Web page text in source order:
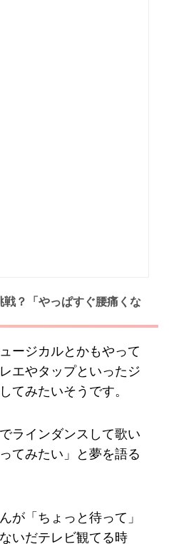
？「やっぱすぐ腰痛くな
ージカルとかもやって
エやタップといったジ
てみたいそうです。
ラインダンスして歌い
てみたい」と夢を語る
が「ちょっと待って」
いだテレビ観てる時